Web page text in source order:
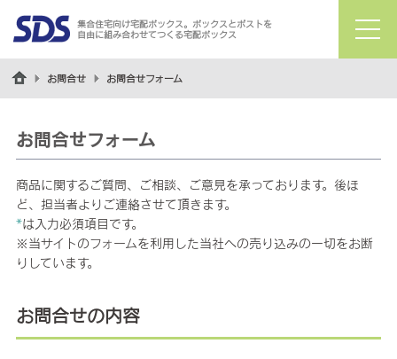
集合住宅向け宅配ボックス。ボックスとポストを
自由に組み合わせてつくる宅配ボックス
menu
お問合せ お問合せフォーム
お問合せフォーム
商品に関するご質問、ご相談、ご意見を承っております。後ほ
*は入力必須項目です。
※当サイトのフォームを利用した当社への売り込みの一切をお断
りしています。
お問合せの内容